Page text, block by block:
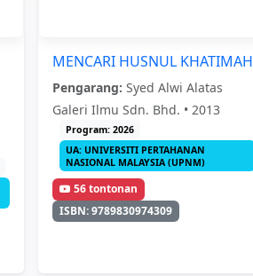
MENCARI HUSNUL KHATIMAH
Pengarang: Syed Alwi Alatas
Galeri Ilmu Sdn. Bhd. • 2013
Program: 2026
UA: UNIVERSITI PERTAHANAN
NASIONAL MALAYSIA (UPNM)
56 tontonan
ISBN: 9789830974309